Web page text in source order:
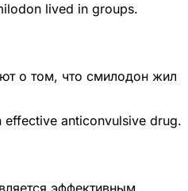
lived in groups.
о том, что смилодон жил
effective anticonvulsive drug.